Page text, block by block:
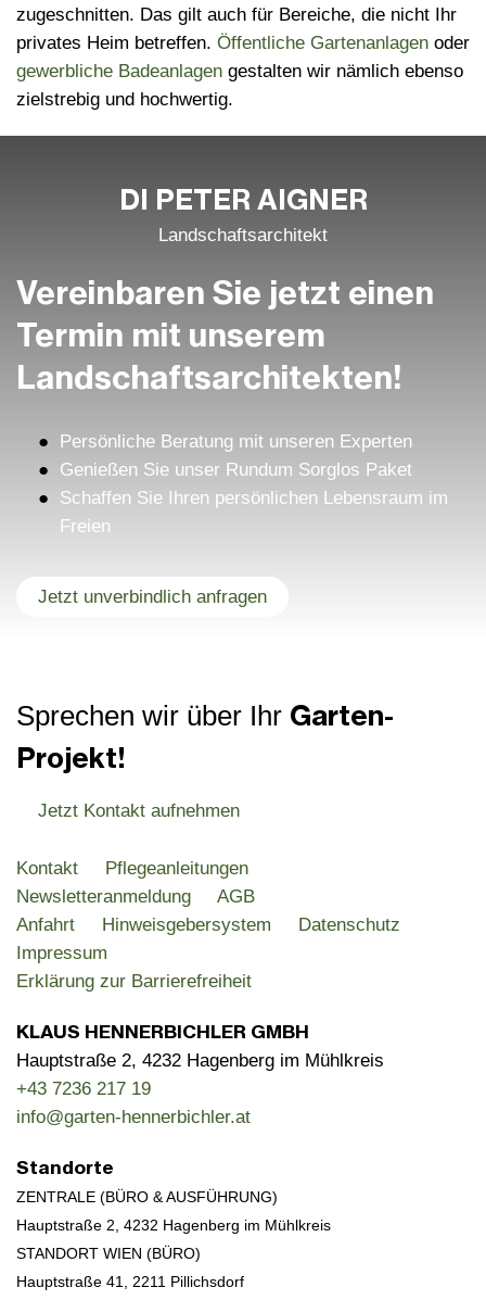
zugeschnitten. Das gilt auch für Bereiche, die nicht Ihr
privates Heim betreffen. Öffentliche Gartenanlagen oder
gewerbliche Badeanlagen gestalten wir nämlich ebenso
zielstrebig und hochwertig.
DI PETER AIGNER
Landschafts­architekt
Vereinbaren Sie jetzt einen
Termin mit unserem
Landschafts­architekten!
Persönliche Beratung mit unseren Experten
Genießen Sie unser Rundum Sorglos Paket
Schaffen Sie Ihren persönlichen Lebensraum im
Freien
Jetzt unverbindlich anfragen
Sprechen wir über Ihr Garten-
Projekt!
Jetzt Kontakt aufnehmen
Kontakt
Pflegeanleitungen
Newsletteranmeldung
AGB
Anfahrt
Hinweisgebersystem
Datenschutz
Impressum
Erklärung zur Barrierefreiheit
KLAUS HENNERBICHLER GMBH
Hauptstraße 2, 4232 Hagenberg im Mühlkreis
+43 7236 217 19
info@garten-hennerbichler.at
Standorte
ZENTRALE (BÜRO & AUSFÜHRUNG)
Hauptstraße 2, 4232 Hagenberg im Mühlkreis
STANDORT WIEN (BÜRO)
Hauptstraße 41, 2211 Pillichsdorf